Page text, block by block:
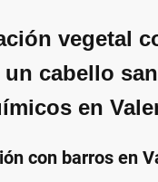
vegetal
un cabello
en
con barros en